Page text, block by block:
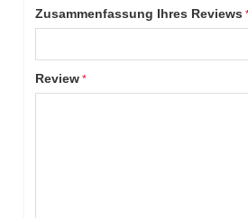
Zusammenfassung Ihres Reviews
Review